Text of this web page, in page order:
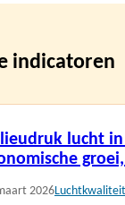
indicatoren
lucht
2026Luchtkwaliteit